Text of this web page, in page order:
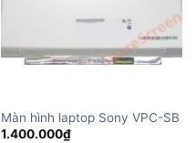
Màn hình laptop Sony VPC-SB
1.400.000₫